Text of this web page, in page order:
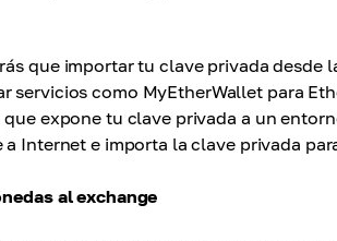
que importar tu clave privada desde
servicios como MyEtherWallet para
expone tu clave privada a un
Internet e importa la clave privada
al exchange